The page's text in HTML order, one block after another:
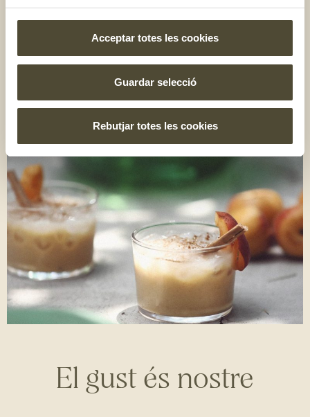
Acceptar totes les cookies
Guardar selecció
Rebutjar totes les cookies
Mocktail d’albercocs amb iogurt,
orxata i vainilla
El gust és nostre